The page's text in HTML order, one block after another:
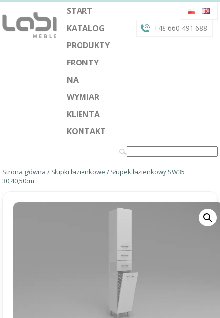
START
KATALOG
PRODUKTY
FRONTY
NA
WYMIAR
KLIENTA
KONTAKT
+48 660 491 688
Strona główna / Słupki łazienkowe / Słupek łazienkowy SW35
30,40,50cm